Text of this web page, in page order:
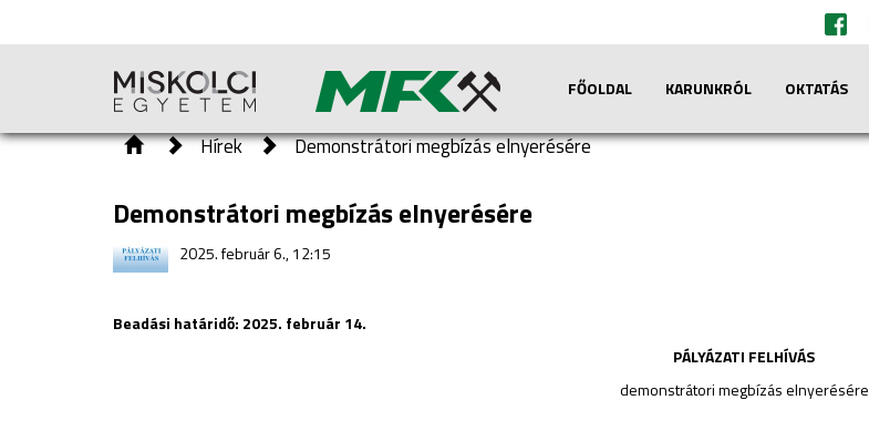
FŐOLDAL KARUNKRÓL OKTATÁS
Hírek Demonstrátori megbízás elnyerésére
Demonstrátori megbízás elnyerésére
2025. február 6., 12:15
Beadási határidő: 2025. február 14.
PÁLYÁZATI FELHÍVÁS
demonstrátori megbízás elnyerésére